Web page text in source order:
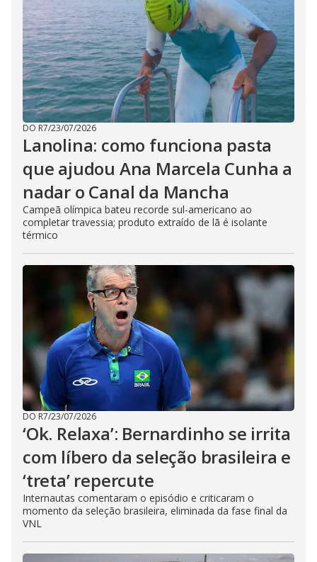
DO R7/23/07/2026
Lanolina: como funciona pasta
que ajudou Ana Marcela Cunha a
nadar o Canal da Mancha
Campeã olímpica bateu recorde sul-americano ao
completar travessia; produto extraído de lã é isolante
térmico
DO R7/23/07/2026
‘Ok. Relaxa’: Bernardinho se irrita
com líbero da seleção brasileira e
‘treta’ repercute
Internautas comentaram o episódio e criticaram o
momento da seleção brasileira, eliminada da fase final da
VNL